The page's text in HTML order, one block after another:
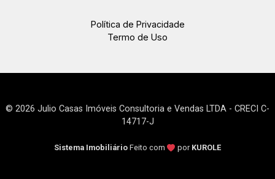
Política de Privacidade
Termo de Uso
© 2026 Julio Casas Imóveis Consultoria e Vendas LTDA - CRECI C-
14717-J
Sistema Imobiliário Feito com por KUROLE